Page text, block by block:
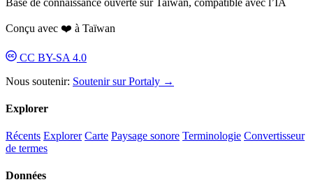
Conçu avec ❤️ à Taïwan
CC BY-SA 4.0
Nous soutenir: Soutenir sur Portaly →
Explorer
Récents Explorer Carte Paysage sonore Terminologie Convertisseur
de termes
Données